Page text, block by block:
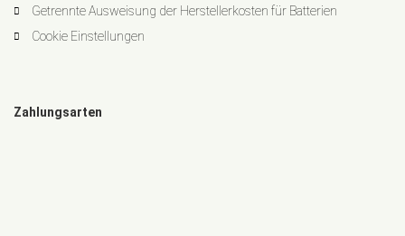
Getrennte Ausweisung der Herstellerkosten für Batterien
Cookie Einstellungen
Zahlungsarten